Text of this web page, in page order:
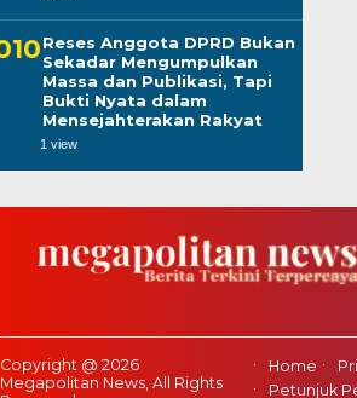
Reses Anggota DPRD Bukan
Sekadar Mengumpulkan
Massa dan Publikasi, Tapi
Bukti Nyata dalam
Mensejahterakan Rakyat
1 view
Copyright @ 2026
Megapolitan News, All Rights
Home
Petunjuk